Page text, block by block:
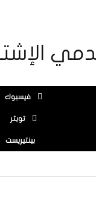
فيسبوك
تويتر
بينتيريست